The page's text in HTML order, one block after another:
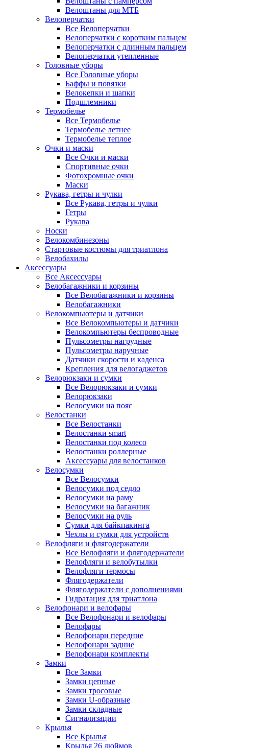
Велоштаны для МТБ
Велоперчатки
Все Велоперчатки
Велоперчатки с коротким пальцем
Велоперчатки с длинным пальцем
Велоперчатки утепленные
Головные уборы
Все Головные уборы
Баффы и повязки
Велокепки и шапки
Подшлемники
Термобелье
Все Термобелье
Термобелье летнее
Термобелье теплое
Очки и маски
Все Очки и маски
Спортивные очки
Фотохромные очки
Маски
Рукава, гетры и чулки
Все Рукава, гетры и чулки
Гетры
Рукава
Носки
Велокомбинезоны
Стартовые костюмы для триатлона
Велобахилы
Аксессуары
Все Аксессуары
Велобагажники и корзины
Все Велобагажники и корзины
Велобагажники
Велокомпьютеры и датчики
Все Велокомпьютеры и датчики
Велокомпьютеры беспроводные
Пульсометры нагрудные
Пульсометры наручные
Датчики скорости и каденса
Крепления для велогаджетов
Велорюкзаки и сумки
Все Велорюкзаки и сумки
Велорюкзаки
Велосумки на пояс
Велостанки
Все Велостанки
Велостанки smart
Велостанки под колесо
Велостанки роллерные
Аксессуары для велостанков
Велосумки
Все Велосумки
Велосумки под седло
Велосумки на раму
Велосумки на багажник
Велосумки на руль
Сумки для байкпакинга
Чехлы и сумки для устройств
Велофляги и флягодержатели
Все Велофляги и флягодержатели
Велофляги и велобутылки
Велофляги термосы
Флягодержатели
Флягодержатели с дополнениями
Гидратация для триатлона
Велофонари и велофары
Все Велофонари и велофары
Велофары
Велофонари передние
Велофонари задние
Велофонари комплекты
Замки
Все Замки
Замки цепные
Замки тросовые
Замки U-образные
Замки складные
Сигнализации
Крылья
Все Крылья
Крылья 26 дюймов